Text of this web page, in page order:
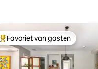
Topfavoriet van gasten
Favoriet van gasten